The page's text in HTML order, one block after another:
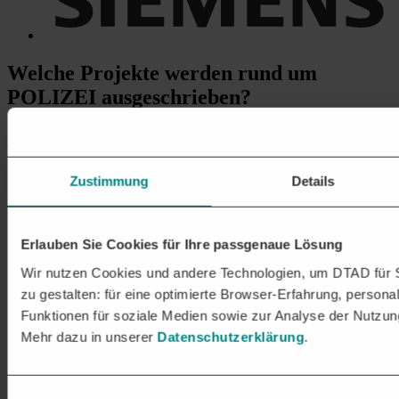
Zustimmung Details
Erlauben Sie Cookies für Ihre passgenaue Lösung
Wir nutzen Cookies und andere Technologien, um DTAD
zu gestalten: für eine optimierte Browser-Erfahrung,
Funktionen für soziale Medien sowie zur Analyse der
Mehr dazu in unserer Datenschutzerklärung.
Welche Projekte werden rund um
POLIZEI ausgeschrieben?
Beschaffung von Ausrüstung:
Ausschreibung und Erwerb
Dienstleistungsverträge:Verträge für verschiedene
für Polizeibeamte,Sicherheitsdienste, forensische
Dienstleistungen.
Bauprojekte: Bau neuer Polizeistationen oder Erweiterung
und Renovierung bestehender Einrichtungen.
Software- und IT-Lösungen:Entwicklung und
die Beschaffung vonIT & EDV.